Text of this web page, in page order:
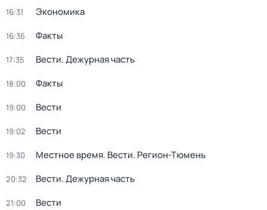
16:31 Экономика
16:36 Факты
17:35 Вести. Дежурная часть
18:00 Факты
19:00 Вести
19:02 Вести
19:30 Местное время. Вести. Регион-Тюмень
20:32 Вести. Дежурная часть
21:00 Вести